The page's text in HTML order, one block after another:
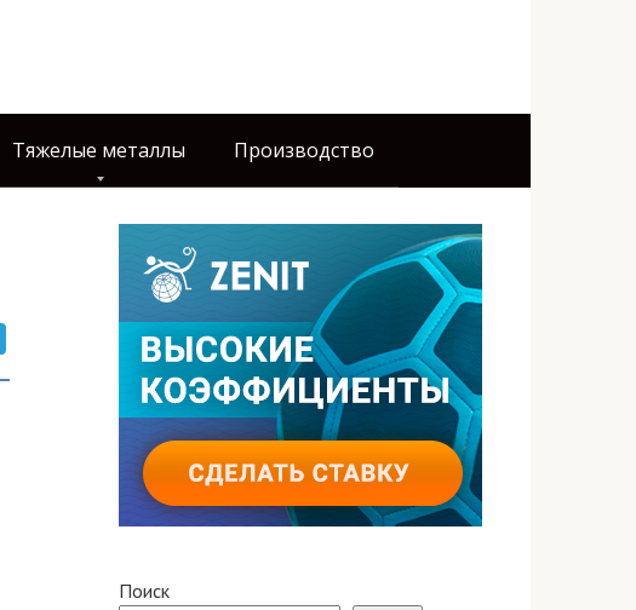
Тяжелые металлы Производство
Поиск